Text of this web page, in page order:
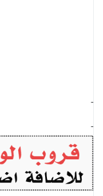
-
-